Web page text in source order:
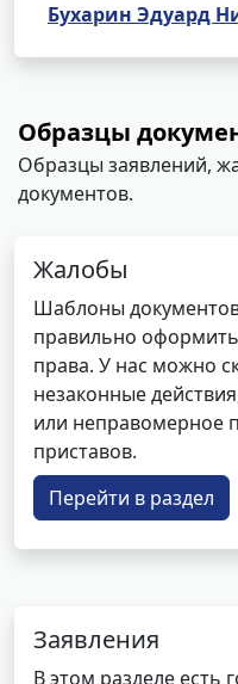
Бухарин Эдуард
Образцы
Образцы заявлений,
документов.
Жалобы
Шаблоны
правильно
права. У нас можно
незаконные
или неправомерное
приставов.
Перейти в раздел
Заявления
В этом разделе есть